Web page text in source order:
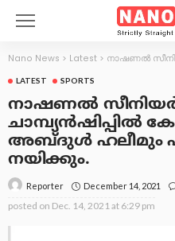
Nano News > Latest > നാഷണൽ സീനിയർ റഗ്ബി
LATEST SPORTS
നാഷണൽ
ചാമ്പ്യൻഷിപ്പിൽ
അബ്ദുൾ ഹലീമും
നയിക്കും.
Reporter December 14, 2021
posted on Dec. 14, 2021 at 6:29 pm